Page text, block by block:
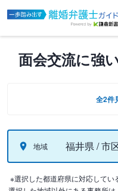
面会交流に強
全2件
地域 福井県 / 市
※選択した都道府県に対応して